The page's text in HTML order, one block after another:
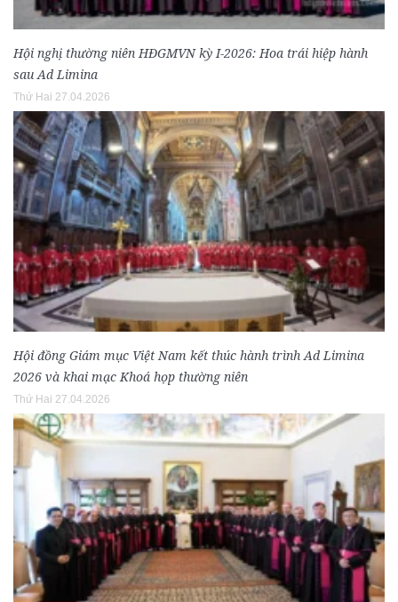
Hội nghị thường niên HĐGMVN kỳ I-2026: Hoa trái hiệp hành
sau Ad Limina
Thứ Hai 27.04.2026
Hội đồng Giám mục Việt Nam kết thúc hành trình Ad Limina
2026 và khai mạc Khoá họp thường niên
Thứ Hai 27.04.2026